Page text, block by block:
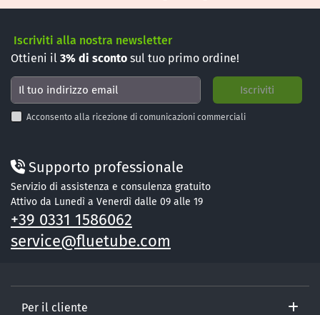
Iscriviti alla nostra newsletter
Ottieni il 3% di sconto sul tuo primo ordine!
Acconsento alla ricezione di comunicazioni commerciali
Supporto professionale
Servizio di assistenza e consulenza gratuito
Attivo da Lunedì a Venerdì dalle 09 alle 19
+39 0331 1586062
service@fluetube.com
Per il cliente